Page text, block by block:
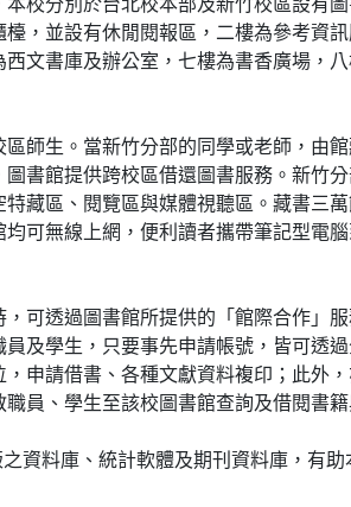
校分別於台北校本部及新竹校區設有
，並設有休閒閱報區，二樓為參考資
文書庫及辦公室，七樓為書香廣場，
師生。當新竹分部的同學或老師，由
書館提供跨校區借還圖書服務。新竹
藏區、閱覽區與媒體視聽區。藏書三
可無線上網，便利讀者攜帶筆記型電
可透過圖書館所提供的「館際合作」
及學生，只要事先申請帳號，皆可透
申請借書、各種文獻資料複印；此外
員、學生至該校圖書館查詢及借閱書籍
資料庫、統計軟體及期刊資料庫，有助